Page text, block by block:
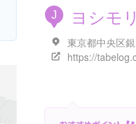
J ヨシモリ